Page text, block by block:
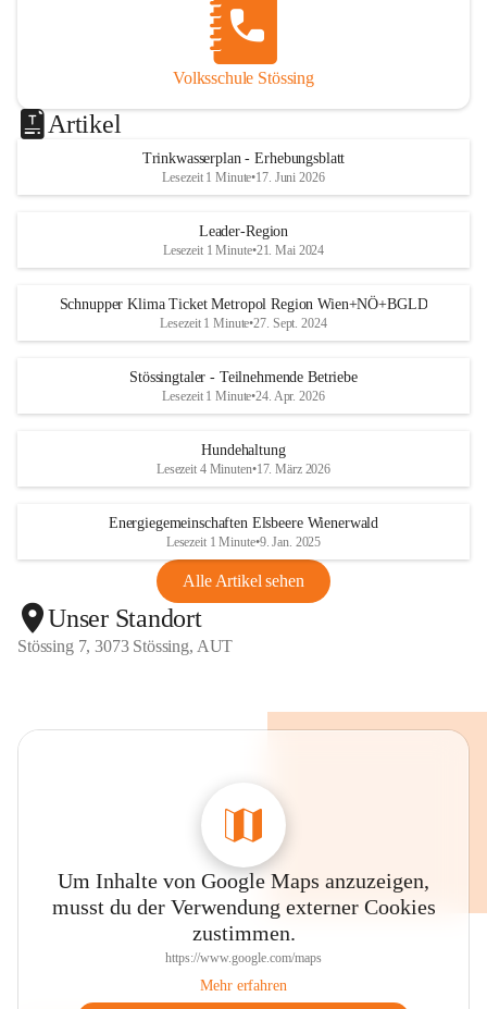
Volksschule Stössing
Artikel
Trinkwasserplan - Erhebungsblatt
Lesezeit 1 Minute•17. Juni 2026
Leader-Region
Lesezeit 1 Minute•21. Mai 2024
Schnupper Klima Ticket Metropol Region Wien+NÖ+BGLD
Lesezeit 1 Minute•27. Sept. 2024
Stössingtaler - Teilnehmende Betriebe
Lesezeit 1 Minute•24. Apr. 2026
Hundehaltung
Lesezeit 4 Minuten•17. März 2026
Energiegemeinschaften Elsbeere Wienerwald
Lesezeit 1 Minute•9. Jan. 2025
Alle Artikel sehen
Unser Standort
Stössing 7, 3073 Stössing, AUT
Um Inhalte von Google Maps anzuzeigen,
musst du der Verwendung externer Cookies
zustimmen.
https://www.google.com/maps
Mehr erfahren